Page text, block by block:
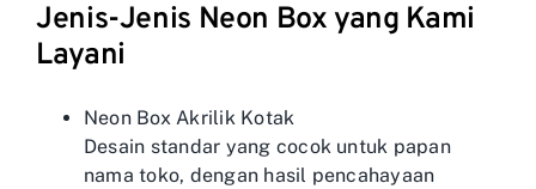
Jenis-Jenis Neon Box yang Kami
Layani
Neon Box Akrilik Kotak
Desain standar yang cocok untuk papan
nama toko, dengan hasil pencahayaan